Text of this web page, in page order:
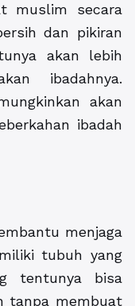
muslim secara
dan pikiran
akan lebih
ibadahnya.
akan
ibadah
menjaga
tubuh yang
tentunya bisa
tanpa membuat